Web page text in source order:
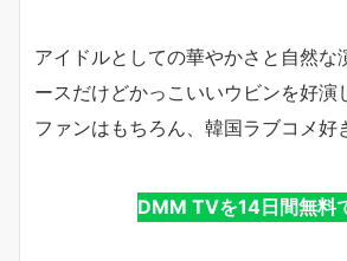
アイドルとしての華やかさと自然な
ースだけどかっこいいウビンを好演
ファンはもちろん、韓国ラブコメ好
DMM TVを14日間無料